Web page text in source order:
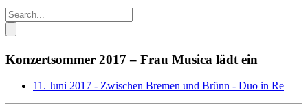
Konzertsommer 2017 – Frau Musica lädt ein
11. Juni 2017 - Zwischen Bremen und Brünn - Duo in Re